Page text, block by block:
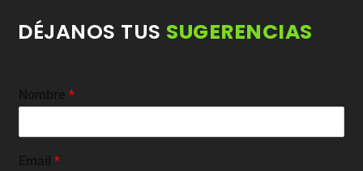
DÉJANOS TUS SUGERENCIAS
Nombre*
Email*